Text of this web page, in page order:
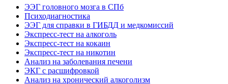
ЭЭГ головного мозга в СПб
Психодиагностика
ЭЭГ для справки в ГИБДД и медкомиссий
Экспресс-тест на алкоголь
Экспресс-тест на кокаин
Экспресс-тест на никотин
Анализ на заболевания печени
ЭКГ с расшифровкой
Анализ на хронический алкоголизм